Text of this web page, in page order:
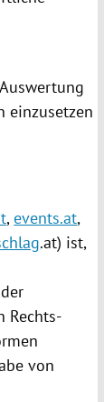
einzusetzen
,events.at,
.at) ist,
Rechts­
von